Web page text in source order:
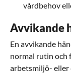
vårdbehov
Avvikande
En avvikande
normal rutin och
arbetsmiljö- eller